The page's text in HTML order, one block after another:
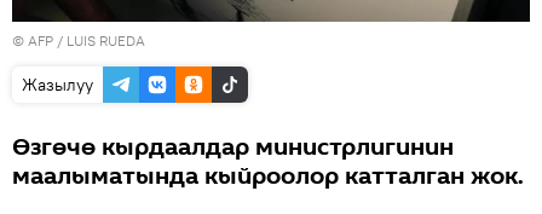
© AFP / LUIS RUEDA
Жазылуу
Өзгөчө кырдаалдар министрлигинин
маалыматында кыйроолор катталган жок.